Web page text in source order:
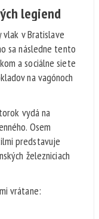
legiend
vlak v Bratislave
sa následne tento
a sociálne siete
na vagónoch
vydá na
Osem
predstavuje
železniciach
vrátane: